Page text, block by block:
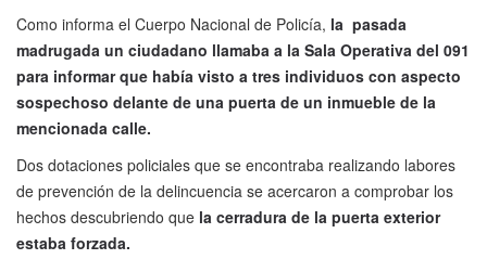
Como informa el Cuerpo Nacional de Policía, la pasada
madrugada un ciudadano llamaba a la Sala Operativa del 091
para informar que había visto a tres individuos con aspecto
sospechoso delante de una puerta de un inmueble de la
mencionada calle.
Dos dotaciones policiales que se encontraba realizando labores
de prevención de la delincuencia se acercaron a comprobar los
hechos descubriendo que la cerradura de la puerta exterior
estaba forzada.